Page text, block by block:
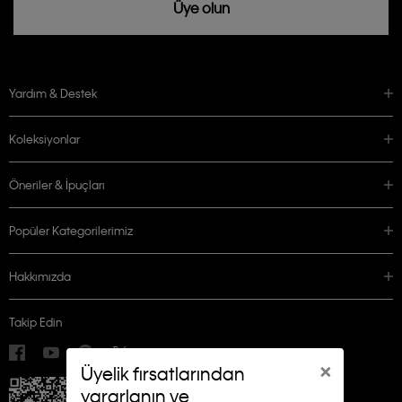
×
Üyelik fırsatlarından
yararlanın ve
Üye olun
Yardım & Destek
Koleksiyonlar
Öneriler & İpuçları
Popüler Kategorilerimiz
Hakkımızda
Takip Edin